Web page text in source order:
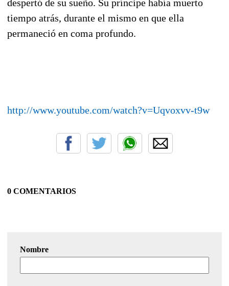
despertó de su sueño. Su príncipe había muerto
tiempo atrás, durante el mismo en que ella
permaneció en coma profundo.
http://www.youtube.com/watch?v=Uqvoxvv-t9w
0 COMENTARIOS
Nombre